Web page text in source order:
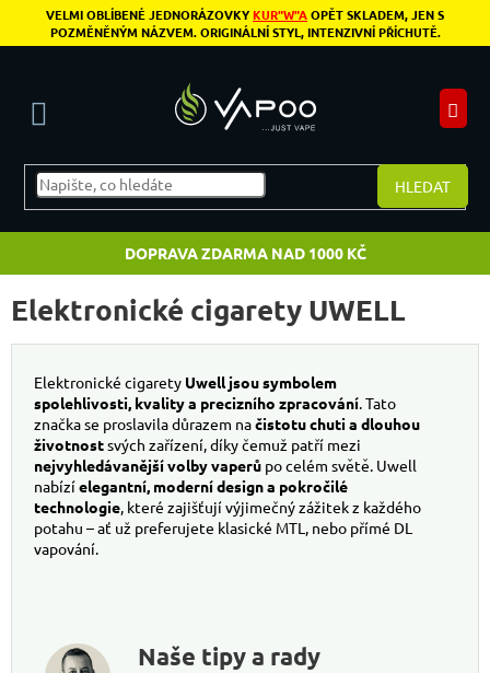
Přejít na obsah
VELMI OBLÍBENÉ JEDNORÁZOVKYKUR"W"AOPĚT SKLADEM, JEN S
POZMĚNĚNÝM NÁZVEM. ORIGINÁLNÍ STYL, INTENZIVNÍ PŘÍCHUTĚ.
HLEDAT
DOPRAVA ZDARMA NAD 1000 KČ
Elektronické cigarety UWELL
Elektronické cigarety Uwell jsou symbolem
spolehlivosti, kvality a precizního zpracování. Tato
značka se proslavila důrazem načistotu chuti a dlouhou
životnostsvých zařízení, díky čemuž patří mezi
nejvyhledávanější volby vaperů po celém světě. Uwell
nabízíelegantní, moderní design a pokročilé
technologie, které zajišťují výjimečný zážitek z každého
potahu – ať už preferujete klasické MTL, nebo přímé DL
vapování.
Naše tipy a rady